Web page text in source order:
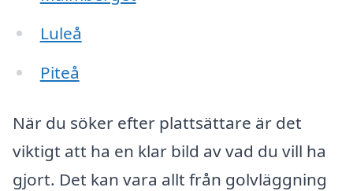
Luleå
Piteå
När du söker efter plattsättare är det
viktigt att ha en klar bild av vad du vill ha
gjort. Det kan vara allt från golvläggning